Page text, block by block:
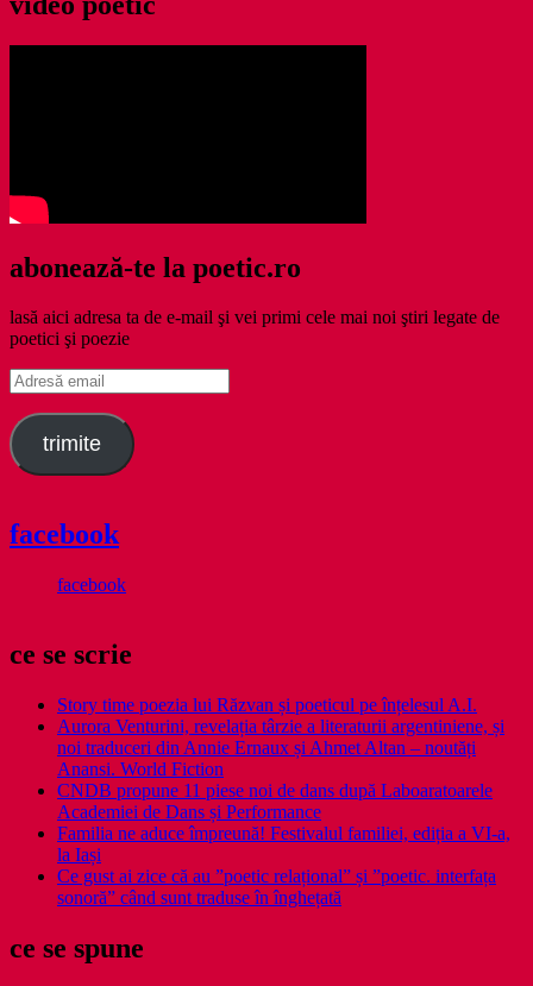
abonează-te la poetic.ro
lasă aici adresa ta de e-mail şi vei primi cele mai noi ştiri legate de
poetici şi poezie
Adresă
email
trimite
facebook
facebook
ce se scrie
Story time poezia lui Răzvan și poeticul pe înțelesul A.I.
Aurora Venturini, revelația târzie a literaturii argentiniene, și
noi traduceri din Annie Ernaux și Ahmet Altan – noutăți
Anansi. World Fiction
CNDB propune 11 piese noi de dans după Laboaratoarele
Academiei de Dans și Performance
Familia ne aduce împreună! Festivalul familiei, ediția a VI-a,
la Iași
Ce gust ai zice că au ”poetic relațional” și ”poetic. interfața
sonoră” când sunt traduse în înghețată
ce se spune